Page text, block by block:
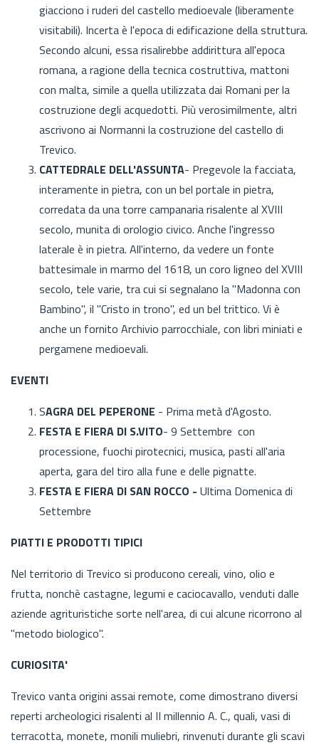
giacciono i ruderi del castello medioevale (liberamente
visitabili). Incerta è l'epoca di edificazione della struttura.
Secondo alcuni, essa risalirebbe addirittura all'epoca
romana, a ragione della tecnica costruttiva, mattoni
con malta, simile a quella utilizzata dai Romani per la
costruzione degli acquedotti. Più verosimilmente, altri
ascrivono ai Normanni la costruzione del castello di
Trevico.
CATTEDRALE DELL'ASSUNTA- Pregevole la facciata,
interamente in pietra, con un bel portale in pietra,
corredata da una torre campanaria risalente al XVIII
secolo, munita di orologio civico. Anche l'ingresso
laterale è in pietra. All'interno, da vedere un fonte
battesimale in marmo del 1618, un coro ligneo del XVIII
secolo, tele varie, tra cui si segnalano la "Madonna con
Bambino", il "Cristo in trono", ed un bel trittico. Vi è
anche un fornito Archivio parrocchiale, con libri miniati e
pergamene medioevali.
EVENTI
SAGRA DEL PEPERONE - Prima metà d'Agosto.
FESTA E FIERA DI S.VITO- 9 Settembre con
processione, fuochi pirotecnici, musica, pasti all'aria
aperta, gara del tiro alla fune e delle pignatte.
FESTA E FIERA DI SAN ROCCO - Ultima Domenica di
Settembre
PIATTI E PRODOTTI TIPICI
Nel territorio di Trevico si producono cereali, vino, olio e
frutta, nonchè castagne, legumi e caciocavallo, venduti dalle
aziende agrituristiche sorte nell'area, di cui alcune ricorrono al
"metodo biologico".
CURIOSITA'
Trevico vanta origini assai remote, come dimostrano diversi
reperti archeologici risalenti al II millennio A. C., quali, vasi di
terracotta, monete, monili muliebri, rinvenuti durante gli scavi